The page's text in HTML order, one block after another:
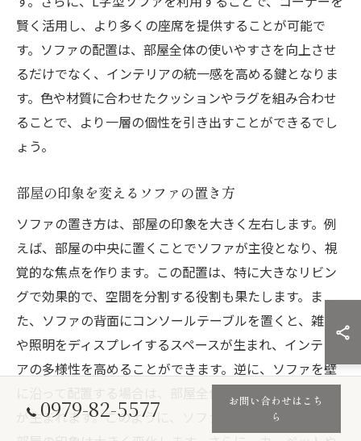
賢く活用し、より多くの座席を提供することが可能で
す。ソファの配置は、部屋全体の使いやすさを向上させ
るだけでなく、インテリアの統一感を高める鍵となりま
す。色や材質に合わせたクッションやラグを組み合わせ
ることで、より一層の個性を引き出すことができるでし
ょう。
部屋の印象を変えるソファの置き方
ソファの置き方は、部屋の印象を大きく左右します。例
えば、部屋の中央に置くことでソファが主役となり、視
覚的な焦点を作ります。この配置は、特に大きなリビン
グで効果的で、空間を分割する役割も果たします。ま
た、ソファの背面にコンソールテーブルを置くと、雑貨
や照明をディスプレイするスペースが生まれ、インテリ
アの多様性を高めることができます。逆に、ソファを壁
に沿って配置する場合は、部屋全体が広く見え、一体感
が生まれます。このように、ソファの置き方ひとつで、
0979-82-5577
お問い合わせはこち
ら